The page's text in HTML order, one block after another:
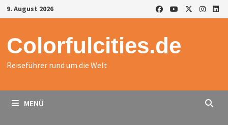
Zurück
zum
9. August 2026
Colorfulcities.de
Reiseführer rund um die Welt
MENÜ